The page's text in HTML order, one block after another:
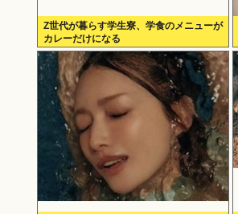
Z世代が暮らす学生寮、学食のメニューが
カレーだけになる